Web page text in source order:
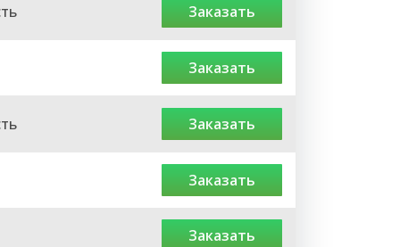
заказать
заказать
заказать
заказать
заказать